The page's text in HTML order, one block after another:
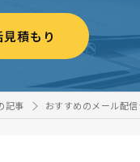
見積もり
記事 おすすめのメール配